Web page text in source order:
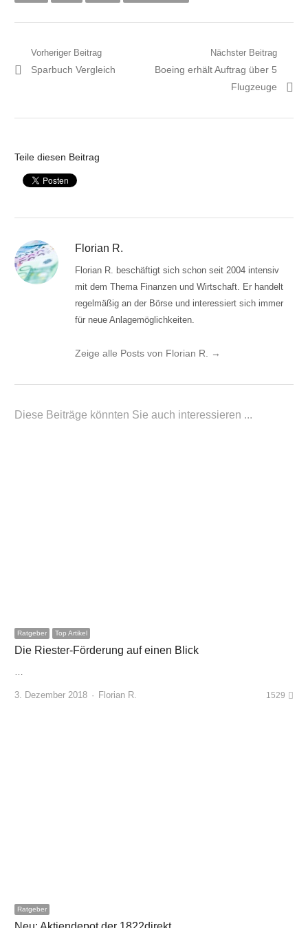
Beitragsnavigation
Vorheriger Beitrag
Vorheriger
Sparbuch Vergleich
Nächster Beitrag
Nächster
Boeing erhält Auftrag über 5
Flugzeuge
Teile diesen Beitrag
Florian R.
Florian R. beschäftigt sich schon seit 2004 intensiv
mit dem Thema Finanzen und Wirtschaft. Er handelt
regelmäßig an der Börse und interessiert sich immer
für neue Anlagemöglichkeiten.
Zeige alle Posts von Florian R. →
Diese Beiträge könnten Sie auch interessieren ...
Ratgeber Top Artikel
Die Riester-Förderung auf einen Blick
3. Dezember 2018 Author
Florian R. 1529
Ratgeber